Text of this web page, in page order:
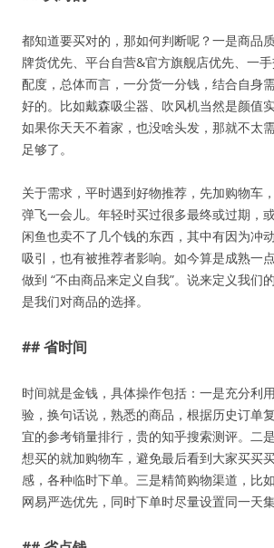
都知道要买对的，那如何判断呢？一是商品
牌货优先、平台自营&官方旗舰店优先、一
配度，总体而言，一分货一分钱，结合自身
好的。比如戴森吸尘器、吹风机当然是颜值
如果你天天不着家，也没啥头发，那就不太
足够了。
关于需求，平时遇到好物推荐，先加购物车
弹飞一会儿。年轻时买过很多最终或过期，
闲鱼也卖不了几个钱的东西，其中有因为冲
吸引，也有被推荐者影响。如今算是成熟一
做到 “不由商品来定义自我”。说来定义我们
是我们对商品的选择。
## 省时间
时间就是金钱，具体操作包括：一是充分利
验，换句话说，熟悉的商品，根据历史订单
宜的参考销量排行，贵的知乎搜索测评。二
想买的就加购物车，避免最后看到大家买买
感，各种临时下单。三是精简购物渠道，比
网易严选优先，同时下单时尽量设置同一天集